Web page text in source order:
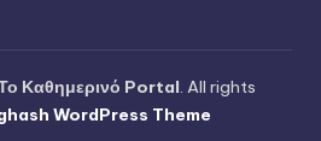
Καθημερινό Portal. All rights
WordPress Theme